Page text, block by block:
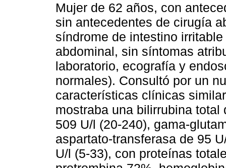
Mujer de 62 años, con
sin antecedentes de cirugía
síndrome de intestino
abdominal, sin síntomas
laboratorio, ecografía y
normales). Consultó por un
características clínicas
mostraba una bilirrubina
509 U/l (20-240), gama-
aspartato-transferasa de 95
U/l (5-33), con proteínas